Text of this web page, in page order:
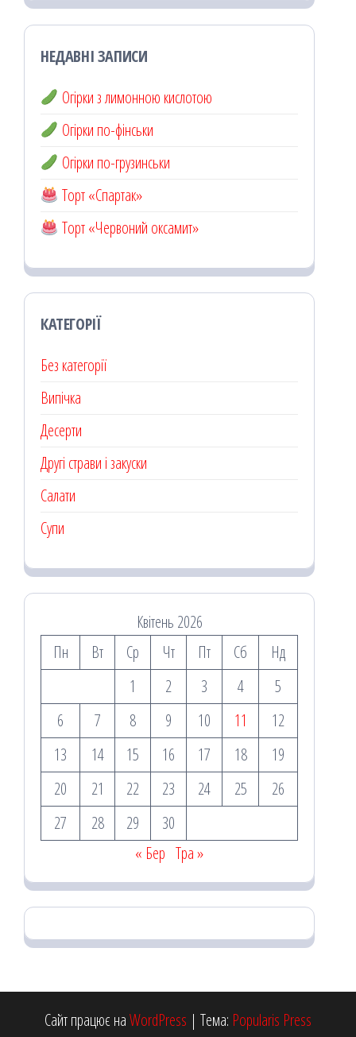
НЕДАВНІ ЗАПИСИ
Огірки з лимонною кислотою
Огірки по-фінськи
Огірки по-грузинськи
Торт «Спартак»
Торт «Червоний оксамит»
КАТЕГОРІЇ
Без категорії
Випічка
Десерти
Другі страви і закуски
Салати
Супи
Квітень 2026
Пн
Вт Ср Чт Пт Сб
Нд
1
2 3 4
5
6
7 8 9 10 11
12
13
14 15 16 17 18
19
20
21 22 23 24 25
26
27
28 29
30
« Бер Тра »
Сайт працює наWordPress | Тема: Popularis Press